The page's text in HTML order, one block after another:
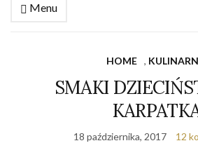
Menu
HOME ,
SMAKI
18 października, 2017 12